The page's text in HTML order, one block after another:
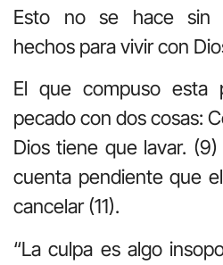
Esto no se hace sin
hechos para vivir con
El que compuso
pecado con dos cosas:
Dios tiene que lavar.
cuenta pendiente que
cancelar (11).
“La culpa es algo